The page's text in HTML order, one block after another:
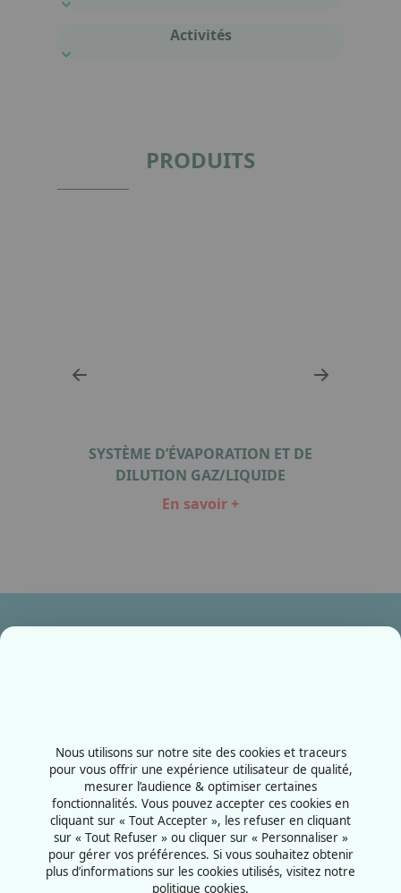
Activités
PRODUITS
SYSTÈME D’ÉVAPORATION ET DE
DILUTION GAZ/LIQUIDE
En savoir +
of
Rue de la Grange aux bois
57070 - Metz
France
Nous utilisons sur notre site des cookies et traceurs
pour vous offrir une expérience utilisateur de qualité,
mesurer l’audience & optimiser certaines
fonctionnalités. Vous pouvez accepter ces cookies en
cliquant sur « Tout Accepter », les refuser en cliquant
sur « Tout Refuser » ou cliquer sur « Personnaliser »
pour gérer vos préférences. Si vous souhaitez obtenir
plus d’informations sur les cookies utilisés, visitez notre
politique cookies.